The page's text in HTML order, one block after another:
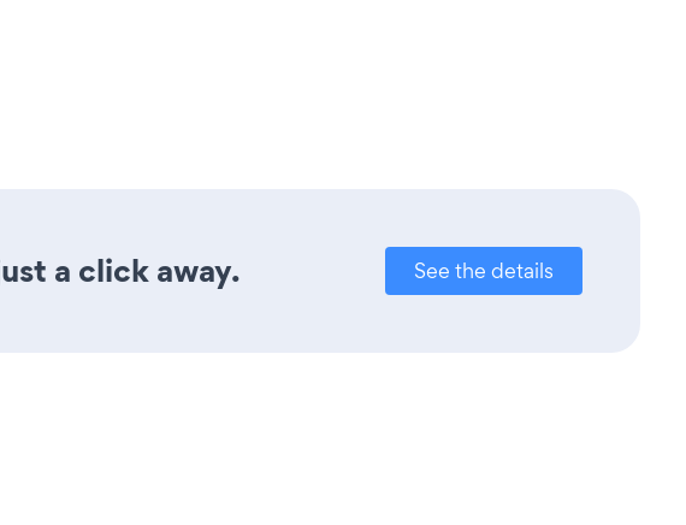
a click away. See the details